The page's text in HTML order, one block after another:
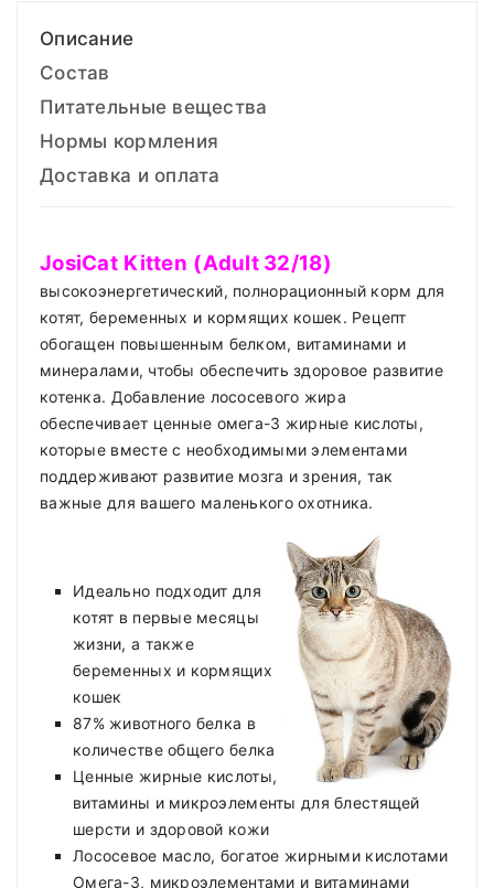
Описание
Состав
Питательные вещества
Нормы кормления
Доставка и оплата
JosiCat Kitten (Adult32/18)
высокоэнергетический, полнорационный корм для
котят, беременных и кормящих кошек. Рецепт
обогащен повышенным белком, витаминами и
минералами, чтобы обеспечить здоровое развитие
котенка. Добавление лососевого жира
обеспечивает ценные омега-3 жирные кислоты,
которые вместе с необходимыми элементами
поддерживают развитие мозга и зрения, так
важные для вашего маленького охотника.
Идеально подходит для
котят в первые месяцы
жизни, а также
беременных и кормящих
кошек
87% животного белка в
количестве общего белка
Ценные жирные кислоты,
витамины и микроэлементы для блестящей
шерсти и здоровой кожи
Лососевое масло, богатое жирными кислотами
Омега-3, микроэлементами и витаминами